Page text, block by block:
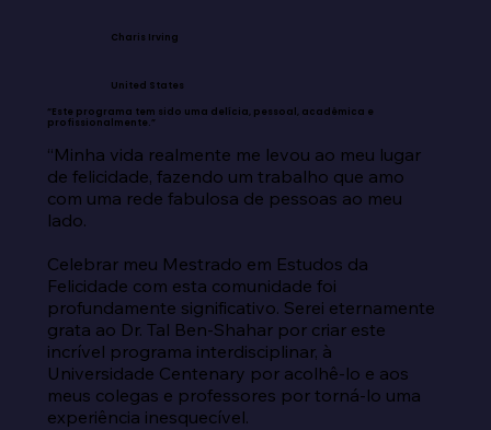
Charis Irving
United States
“Este programa tem sido uma delícia, pessoal, acadêmica e
profissionalmente.”
“Minha vida realmente me levou ao meu lugar
de felicidade, fazendo um trabalho que amo
com uma rede fabulosa de pessoas ao meu
lado.
Celebrar meu Mestrado em Estudos da
Felicidade com esta comunidade foi
profundamente significativo. Serei eternamente
grata ao Dr. Tal Ben-Shahar por criar este
incrível programa interdisciplinar, à
Universidade Centenary por acolhê-lo e aos
meus colegas e professores por torná-lo uma
experiência inesquecível.